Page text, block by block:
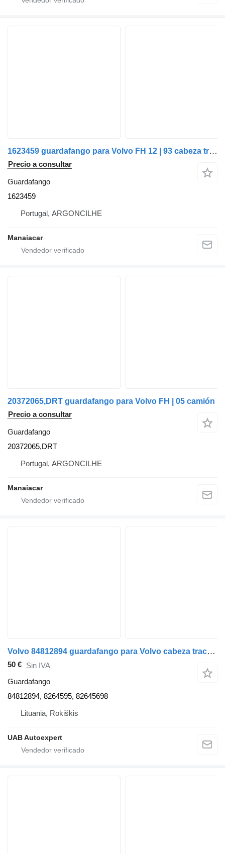
1623459 guardafango para Volvo FH 12 | 93 cabeza tractora
Precio a consultar
Guardafango
1623459
Portugal, ARGONCILHE
Manaiacar
20372065,DRT guardafango para Volvo FH | 05 camión
Precio a consultar
Guardafango
20372065,DRT
Portugal, ARGONCILHE
Manaiacar
Volvo 84812894 guardafango para Volvo cabeza tractora
50 € Sin IVA
Guardafango
84812894, 8264595, 82645698
Lituania, Rokiškis
UAB Autoexpert